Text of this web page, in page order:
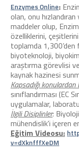
Enzymes Online:
olan, onu
maddeler olup,
özelliklerini,
toplamda
biyoteknoloji,
araştırma görevlisi
kaynak hazinesi
Kapsadığı konulardan
sınıflandırması (EC
uygulamalar,
İlgili Disiplinler:
mühendislik'i içeren
Eğitim Videosu:
v=dXknfffXeDM